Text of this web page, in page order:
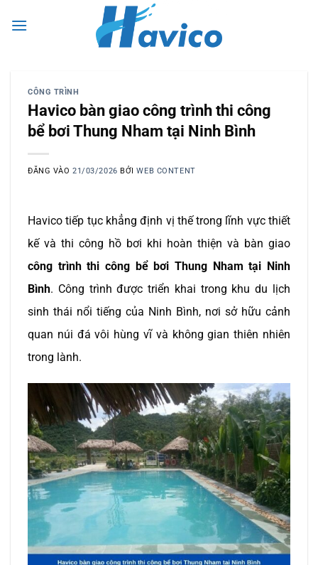
qua
CÔNG TRÌNH
Havico bàn giao công trình thi công
bể bơi Thung Nham tại Ninh Bình
ĐĂNG VÀO21/03/2026 BỞIWEB CONTENT
Havico tiếp tục khẳng định vị thế trong lĩnh vực thiết
kế và thi công hồ bơi khi hoàn thiện và bàn giao
công trình thi công bể bơi Thung Nham tại Ninh
Bình. Công trình được triển khai trong khu du lịch
sinh thái nổi tiếng của Ninh Bình, nơi sở hữu cảnh
quan núi đá vôi hùng vĩ và không gian thiên nhiên
trong lành.